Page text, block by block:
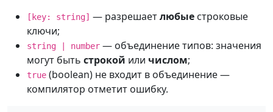
[key: string] — разрешаетлюбые строковые
ключи;
string | number — объединение типов: значения
могут быть строкой или числом;
true (boolean) не входит в объединение —
компилятор отметит ошибку.